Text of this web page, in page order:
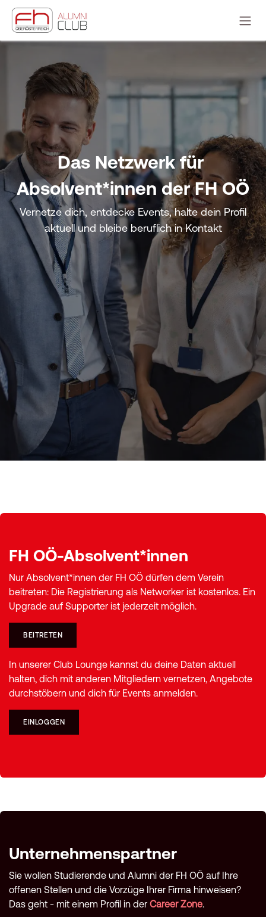
Das Netzwerk für
Absolvent*innen der FH OÖ
Vernetze dich, entdecke Events, halte dein Profil
aktuell und bleibe beruflich in Kontakt
FH OÖ-Absolvent*innen
Nur Absolvent*innen der FH OÖ dürfen dem Verein
beitreten: Die Registrierung als Networker ist kostenlos. Ein
Upgrade auf Supporter ist jederzeit möglich.
BEITRETEN
In unserer Club Lounge kannst du deine Daten aktuell
halten, dich mit anderen Mitgliedern vernetzen, Angebote
durchstöbern und dich für Events anmelden.
EINLOGGEN
Unternehmenspartner
Sie wollen Studierende und Alumni der FH OÖ auf Ihre
offenen Stellen und die Vorzüge Ihrer Firma hinweisen?
Das geht - mit einem Profil in der Career Zone.